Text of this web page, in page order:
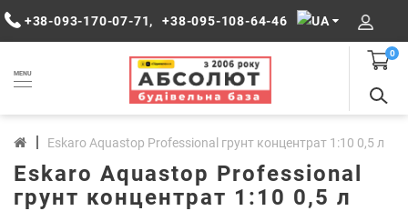
+38-093-170-07-71, +38-095-108-64-46
MENU
0
Eskaro Aquastop Professional грунт концентрат 1:10 0,5 л
Eskaro Aquastop Professional
грунт концентрат 1:10 0,5 л